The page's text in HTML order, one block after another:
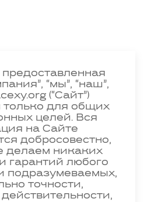
“мы”, “наш”,
(“Сайт”)
только для общих
целей. Вся
на Сайте
добросовестно,
делаем никаких
гарантий любого
подразумеваемых,
точности,